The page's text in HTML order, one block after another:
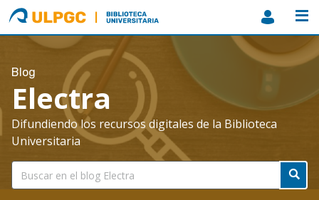
ULPGC
Biblioteca
ULPGC
Blog
Electra
Difundiendo los recursos digitales de la Biblioteca
Universitaria